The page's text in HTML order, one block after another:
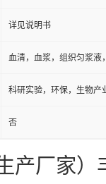
详见说明书
血清，血浆，组织匀浆液
科研实验，环保，生物产
否
产厂家